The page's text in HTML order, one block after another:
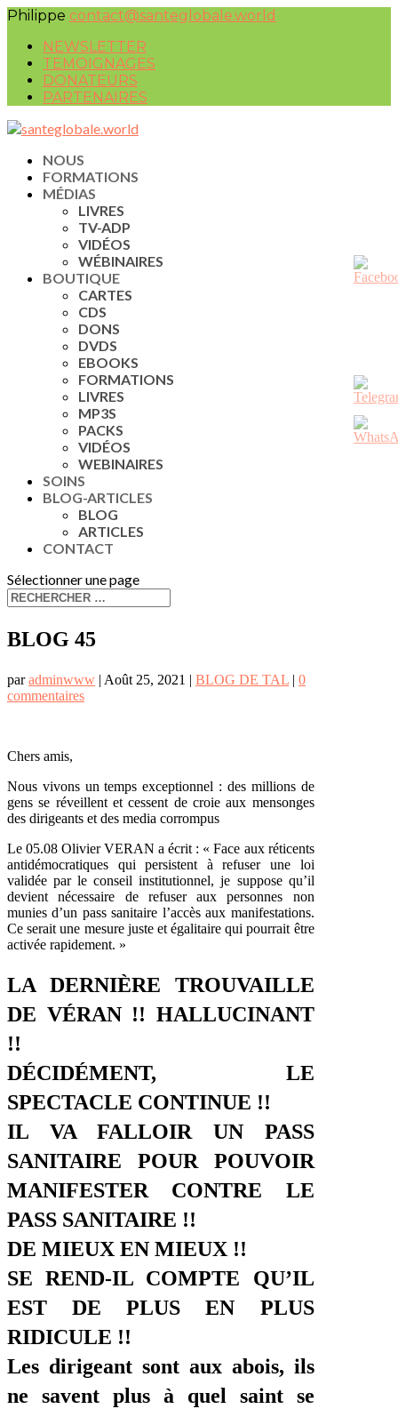
Philippe contact@santeglobale.world
NEWSLETTER
TEMOIGNAGES
DONATEURS
PARTENAIRES
NOUS
FORMATIONS
MÉDIAS
LIVRES
TV-ADP
VIDÉOS
WÉBINAIRES
BOUTIQUE
CARTES
CDS
DONS
DVDS
EBOOKS
FORMATIONS
LIVRES
MP3S
PACKS
VIDÉOS
WEBINAIRES
SOINS
BLOG-ARTICLES
BLOG
ARTICLES
CONTACT
Sélectionner une page
BLOG 45
paradminwww | Août 25, 2021 | BLOG DE TAL | 0
commentaires
Chers amis,
Nous vivons un temps exceptionnel : des millions de
gens se réveillent et cessent de croie aux mensonges
des dirigeants et des media corrompus
Le 05.08 Olivier VERAN a écrit : « Face aux réticents
antidémocratiques qui persistent à refuser une loi
validée par le conseil institutionnel, je suppose qu’il
devient nécessaire de refuser aux personnes non
munies d’un pass sanitaire l’accès aux manifestations.
Ce serait une mesure juste et égalitaire qui pourrait être
activée rapidement. »
LA DERNIÈRE TROUVAILLE
DE VÉRAN !! HALLUCINANT
!!
DÉCIDÉMENT, LE
SPECTACLE CONTINUE !!
IL VA FALLOIR UN PASS
SANITAIRE POUR POUVOIR
MANIFESTER CONTRE LE
PASS SANITAIRE !!
DE MIEUX EN MIEUX !!
SE REND-IL COMPTE QU’IL
EST DE PLUS EN PLUS
RIDICULE !!
Les dirigeant sont aux abois, ils
ne savent plus à quel saint se